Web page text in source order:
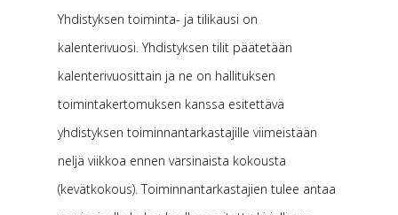
Yhdistyksen toiminta- ja tilikausi on
kalenterivuosi. Yhdistyksen tilit päätetään
kalenterivuosittain ja ne on hallituksen
toimintakertomuksen kanssa esitettävä
yhdistyksen toiminnantarkastajille viimeistään
neljä viikkoa ennen varsinaista kokousta
(kevätkokous). Toiminnantarkastajien tulee antaa